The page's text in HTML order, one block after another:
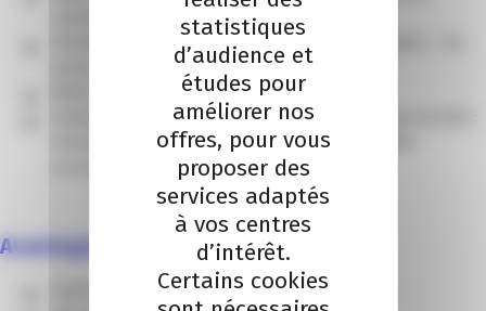
Identifier et décrire – ou vous former à la description – les
postes au sein de votre organisation
Mettre en place un processus de révision
Instaurer et/ou établir les liens avec votre système de GRH :
rémunération, formation, entretien annuel, objectifs,
Avantages
Apporter un cadre et donner du sens
statistiques
d’audience et
études pour
améliorer nos
offres, pour vous
proposer des
services adaptés
à vos centres
d’intérêt.
Certains cookies